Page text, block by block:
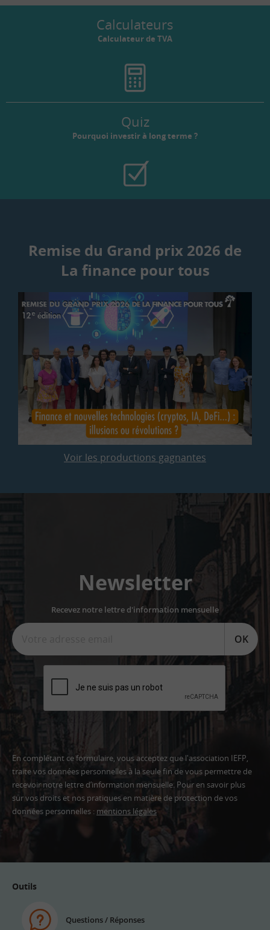
Calculateurs
Calculateur de TVA
Quiz
Pourquoi investir à long terme ?
Remise du Grand prix 2026 de
La finance pour tous
Voir les productions gagnantes
Newsletter
Recevez notre lettre d'information mensuelle
OK
En complétant ce formulaire, vous acceptez que l'association IEFP,
traite vos données personnelles à la seule fin de vous permettre de
recevoir notre lettre d’information mensuelle. Pour en savoir plus
sur vos droits et nos pratiques en matière de protection de vos
données personnelles : mentions légales
Adresse
Outils
Questions / Réponses